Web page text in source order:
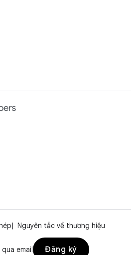
Nguyên tắc về thương hiệu
email
Đăng ký